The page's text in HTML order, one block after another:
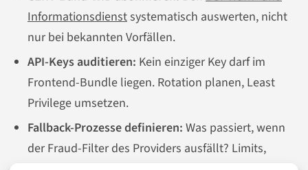
Informationsdienstsystematisch auswerten, nicht
nur bei bekannten Vorfällen.
API-Keys auditieren: Kein einziger Key darf im
Frontend-Bundle liegen. Rotation planen, Least
Privilege umsetzen.
Fallback-Prozesse definieren: Was passiert, wenn
der Fraud-Filter des Providers ausfällt? Limits,